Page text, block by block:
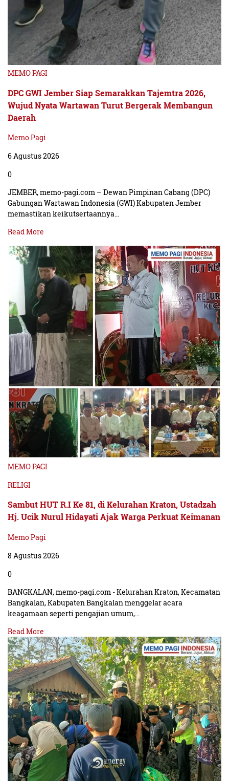
MEMO PAGI
DPC GWI Jember Siap Semarakkan Tajemtra 2026,
Wujud Nyata Wartawan Turut Bergerak Membangun
Daerah
Memo Pagi
6 Agustus 2026
0
JEMBER, memo-pagi.com – Dewan Pimpinan Cabang (DPC)
Gabungan Wartawan Indonesia (GWI) Kabupaten Jember
memastikan keikutsertaannya…
Read More
MEMO PAGI
RELIGI
Sambut HUT R.I Ke 81, di Kelurahan Kraton, Ustadzah
Hj. Ucik Nurul Hidayati Ajak Warga Perkuat Keimanan
Memo Pagi
8 Agustus 2026
0
BANGKALAN, memo-pagi.com - Kelurahan Kraton, Kecamatan
Bangkalan, Kabupaten Bangkalan menggelar acara
keagamaan seperti pengajian umum,…
Read More